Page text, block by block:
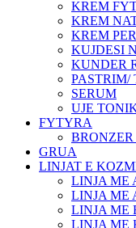
KREM
KREM
KREM
KUJDESI
KUNDER
PASTRIM/
SERUM
UJE
FYTYRA
GRUA
LINJAT E
LINJA ME
LINJA ME
LINJA ME
LINJA ME